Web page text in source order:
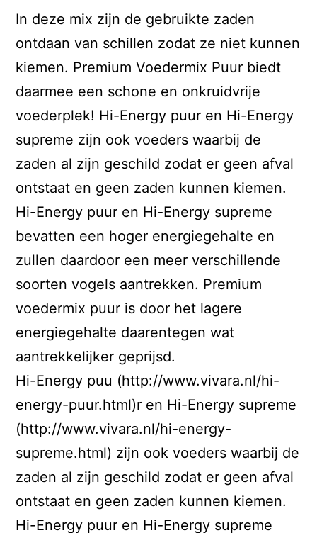
In deze mix zijn de gebruikte zaden
ontdaan van schillen zodat ze niet kunnen
kiemen. Premium Voedermix Puur biedt
daarmee een schone en onkruidvrije
voederplek! Hi-Energy puur en Hi-Energy
supreme zijn ook voeders waarbij de
zaden al zijn geschild zodat er geen afval
ontstaat en geen zaden kunnen kiemen.
Hi-Energy puur en Hi-Energy supreme
bevatten een hoger energiegehalte en
zullen daardoor een meer verschillende
soorten vogels aantrekken. Premium
voedermix puur is door het lagere
energiegehalte daarentegen wat
aantrekkelijker geprijsd.
Hi-Energy puu (http://www.vivara.nl/hi-
energy-puur.html)r en Hi-Energy supreme
(http://www.vivara.nl/hi-energy-
supreme.html) zijn ook voeders waarbij de
zaden al zijn geschild zodat er geen afval
ontstaat en geen zaden kunnen kiemen.
Hi-Energy puur en Hi-Energy supreme